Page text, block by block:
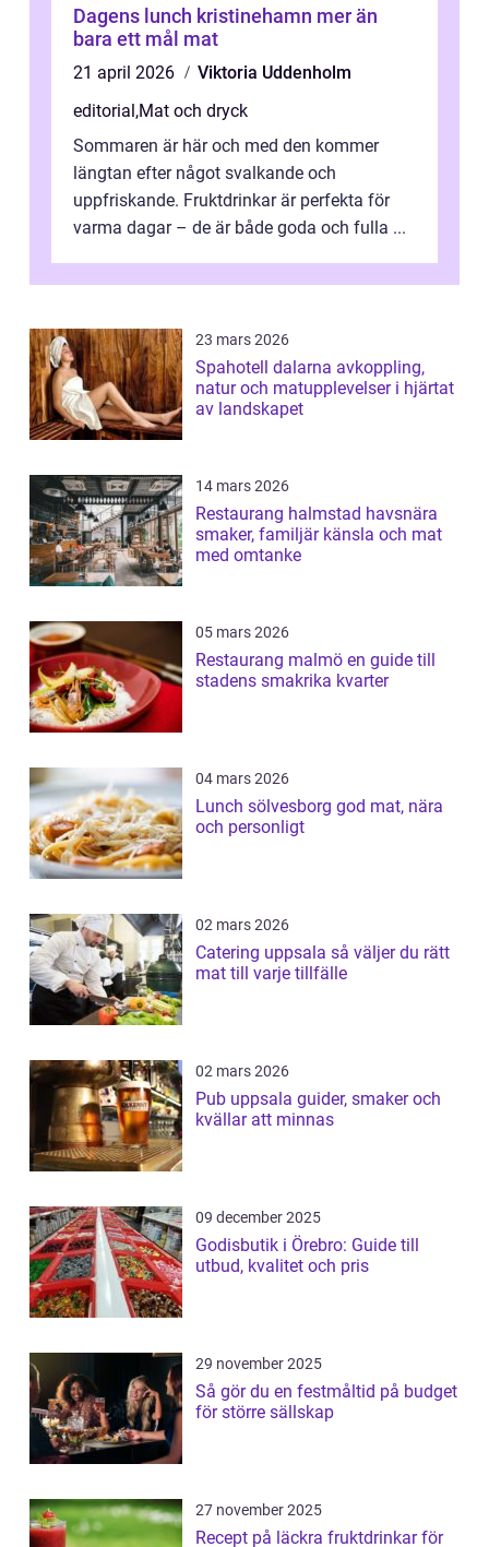
Dagens lunch kristinehamn mer än
bara ett mål mat
21 april 2026
Viktoria Uddenholm
editorial,Mat och dryck
Sommaren är här och med den kommer
längtan efter något svalkande och
uppfriskande. Fruktdrinkar är perfekta för
varma dagar – de är både goda och fulla ...
23 mars 2026
Spahotell dalarna avkoppling,
natur och matupplevelser i hjärtat
av landskapet
14 mars 2026
Restaurang halmstad havsnära
smaker, familjär känsla och mat
med omtanke
05 mars 2026
Restaurang malmö en guide till
stadens smakrika kvarter
04 mars 2026
Lunch sölvesborg god mat, nära
och personligt
02 mars 2026
Catering uppsala så väljer du rätt
mat till varje tillfälle
02 mars 2026
Pub uppsala guider, smaker och
kvällar att minnas
09 december 2025
Godisbutik i Örebro: Guide till
utbud, kvalitet och pris
29 november 2025
Så gör du en festmåltid på budget
för större sällskap
27 november 2025
Recept på läckra fruktdrinkar för